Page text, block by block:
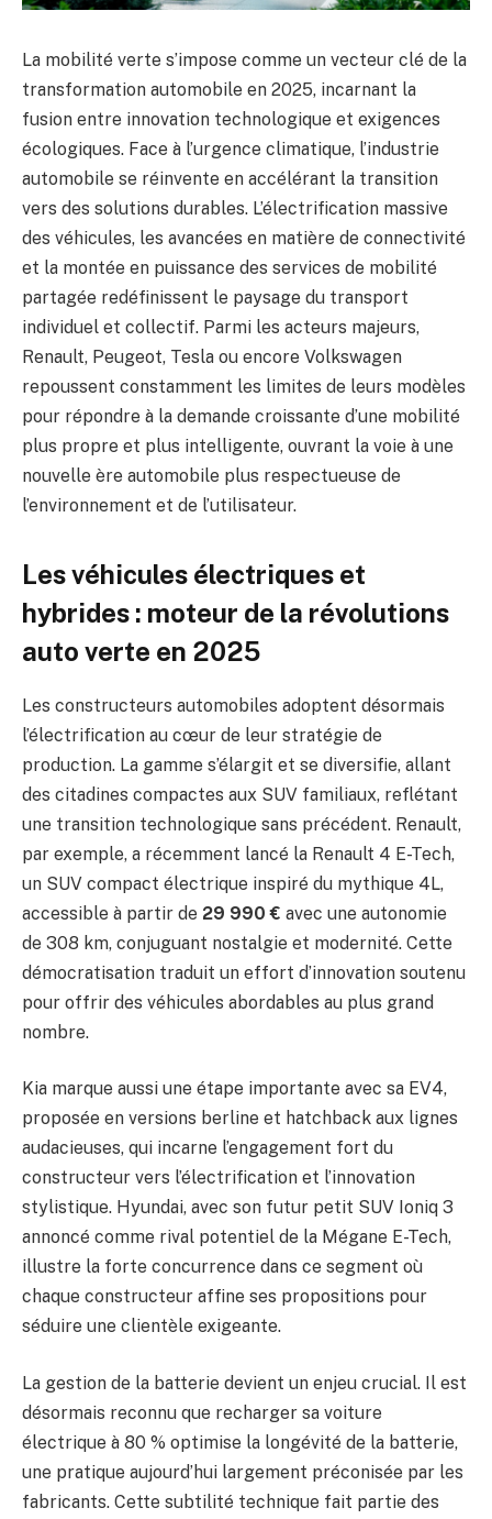
La mobilité verte s’impose comme un vecteur clé de la
transformation automobile en 2025, incarnant la
fusion entre innovation technologique et exigences
écologiques. Face à l’urgence climatique, l’industrie
automobile se réinvente en accélérant la transition
vers des solutions durables. L’électrification massive
des véhicules, les avancées en matière de connectivité
et la montée en puissance des services de mobilité
partagée redéfinissent le paysage du transport
individuel et collectif. Parmi les acteurs majeurs,
Renault, Peugeot, Tesla ou encore Volkswagen
repoussent constamment les limites de leurs modèles
pour répondre à la demande croissante d’une mobilité
plus propre et plus intelligente, ouvrant la voie à une
nouvelle ère automobile plus respectueuse de
l’environnement et de l’utilisateur.
Les véhicules électriques et
hybrides : moteur de la révolutions
auto verte en 2025
Les constructeurs automobiles adoptent désormais
l’électrification au cœur de leur stratégie de
production. La gamme s’élargit et se diversifie, allant
des citadines compactes aux SUV familiaux, reflétant
une transition technologique sans précédent. Renault,
par exemple, a récemment lancé la Renault 4 E-Tech,
un SUV compact électrique inspiré du mythique 4L,
accessible à partir de 29 990 € avec une autonomie
de 308 km, conjuguant nostalgie et modernité. Cette
démocratisation traduit un effort d’innovation soutenu
pour offrir des véhicules abordables au plus grand
nombre.
Kia marque aussi une étape importante avec sa EV4,
proposée en versions berline et hatchback aux lignes
audacieuses, qui incarne l’engagement fort du
constructeur vers l’électrification et l’innovation
stylistique. Hyundai, avec son futur petit SUV Ioniq 3
annoncé comme rival potentiel de la Mégane E-Tech,
illustre la forte concurrence dans ce segment où
chaque constructeur affine ses propositions pour
séduire une clientèle exigeante.
La gestion de la batterie devient un enjeu crucial. Il est
désormais reconnu que recharger sa voiture
électrique à 80 % optimise la longévité de la batterie,
une pratique aujourd’hui largement préconisée par les
fabricants. Cette subtilité technique fait partie des